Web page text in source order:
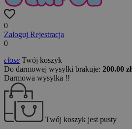
0
Zaloguj Rejestracja
0
close Twój koszyk
Do darmowej wysyłki brakuje: 200.00 zł
Darmowa wysyłka !!
Twój koszyk jest pusty